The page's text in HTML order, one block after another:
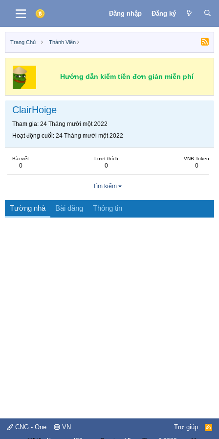
Đăng nhập Đăng ký
Trang Chủ Thành Viên
Hướng dẫn kiếm tiền đơn giản miễn phí
ClairHoige
Tham gia 24 Tháng mười một 2022
Hoạt động cuối 24 Tháng mười một 2022
Bài viết
0
Lượt thích
0
VNB Token
0
Tìm kiếm
Tường nhà Bài đăng Thông tin
CNG - One VN Trợ giúp
R